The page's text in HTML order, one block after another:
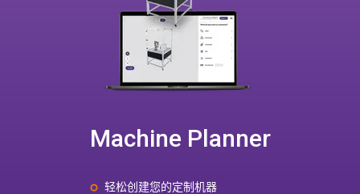
Machine Planner
轻松创建您的定制机器